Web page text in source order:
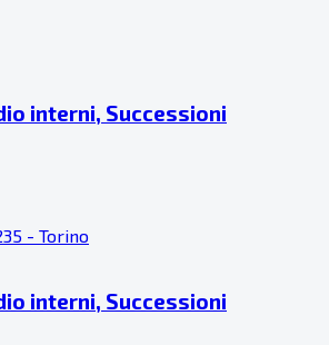
interni, Successioni
- Torino
interni, Successioni